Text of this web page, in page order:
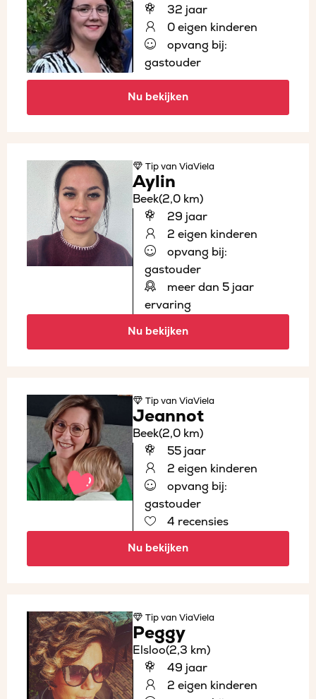
32 jaar
0 eigen kinderen
opvang bij:
gastouder
Nu bekijken
Tipvan ViaViela
Aylin
Beek(2,0 km)
29 jaar
2 eigen kinderen
opvang bij:
gastouder
meer dan 5 jaar
ervaring
Nu bekijken
Tipvan ViaViela
Jeannot
Beek(2,0 km)
55 jaar
2 eigen kinderen
opvang bij:
gastouder
4 recensies
Nu bekijken
Tipvan ViaViela
Peggy
Elsloo(2,3 km)
49 jaar
2 eigen kinderen